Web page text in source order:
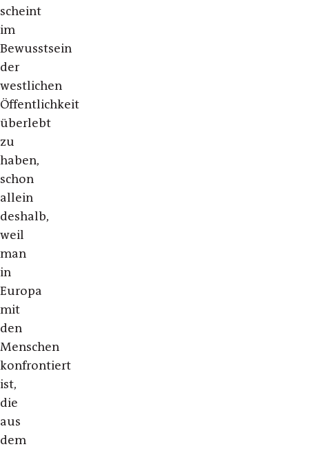
scheint
im
Bewusstsein
der
westlichen
Öffentlichkeit
überlebt
zu
haben,
schon
allein
deshalb,
weil
man
in
Europa
mit
den
Menschen
konfrontiert
ist,
die
aus
dem